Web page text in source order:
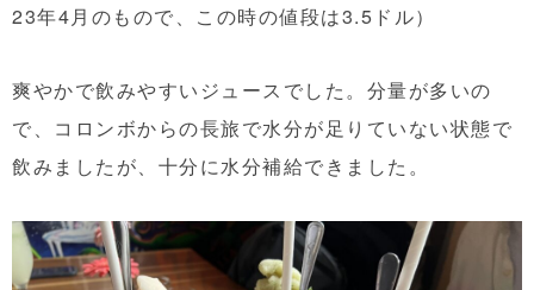
23年4月のもので、この時の値段は3.5ドル）
爽やかで飲みやすいジュースでした。分量が多いの
で、コロンボからの長旅で水分が足りていない状態で
飲みましたが、十分に水分補給できました。